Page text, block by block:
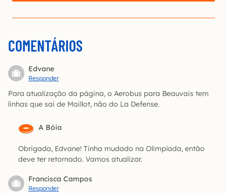
COMENTÁRIOS
Edvane
Responder
Para atualização da página, o Aerobus para Beauvais tem
linhas que sai de Maillot, não do La Defense.
A Bóia
Obrigada, Edvane! Tinha mudado na Olimpíada, então
deve ter retornado. Vamos atualizar.
Francisca Campos
Responder